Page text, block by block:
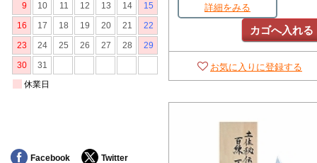
詳細をみる
カゴへ入れる
お気に入りに登録する
Facebook Twitter